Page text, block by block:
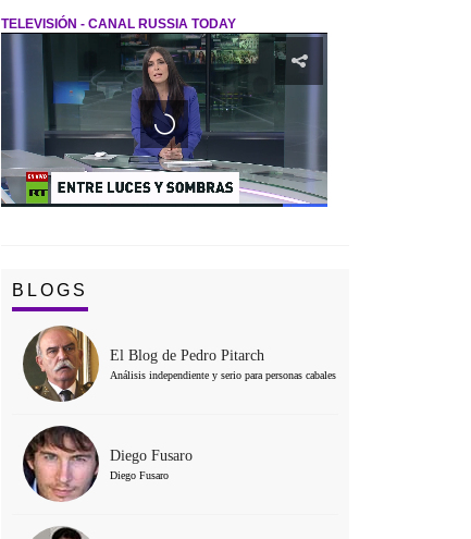
TELEVISIÓN - CANAL RUSSIA TODAY
BLOGS
El Blog de Pedro Pitarch
Análisis independiente y serio para personas cabales
Diego Fusaro
Diego Fusaro